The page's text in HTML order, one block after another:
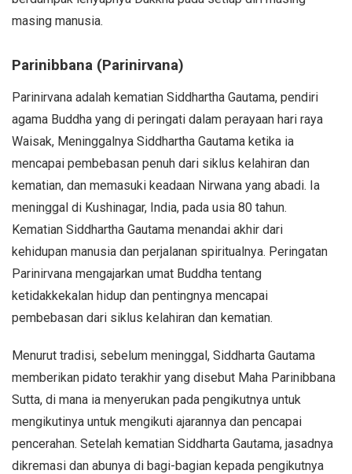
masing manusia.
Parinibbana (Parinirvana)
Parinirvana adalah kematian Siddhartha Gautama, pendiri
agama Buddha yang di peringati dalam perayaan hari raya
Waisak, Meninggalnya Siddhartha Gautama ketika ia
mencapai pembebasan penuh dari siklus kelahiran dan
kematian, dan memasuki keadaan Nirwana yang abadi. Ia
meninggal di Kushinagar, India, pada usia 80 tahun.
Kematian Siddhartha Gautama menandai akhir dari
kehidupan manusia dan perjalanan spiritualnya. Peringatan
Parinirvana mengajarkan umat Buddha tentang
ketidakkekalan hidup dan pentingnya mencapai
pembebasan dari siklus kelahiran dan kematian.
Menurut tradisi, sebelum meninggal, Siddharta Gautama
memberikan pidato terakhir yang disebut Maha Parinibbana
Sutta, di mana ia menyerukan pada pengikutnya untuk
mengikutinya untuk mengikuti ajarannya dan pencapai
pencerahan. Setelah kematian Siddharta Gautama, jasadnya
dikremasi dan abunya di bagi-bagian kepada pengikutnya